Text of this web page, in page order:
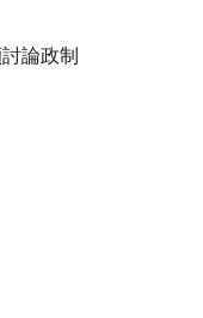
論政制